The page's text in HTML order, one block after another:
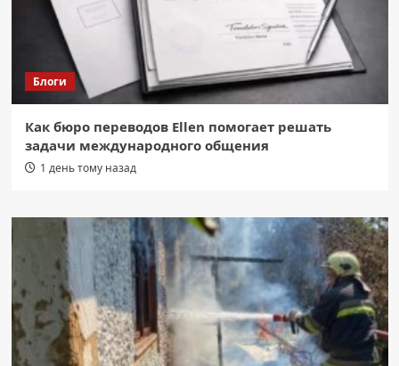
Блоги
Как бюро переводов Ellen помогает решать
задачи международного общения
1 день тому назад